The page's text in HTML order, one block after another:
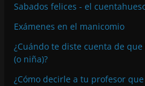
Sabados felices - el
Exámenes en el manicomio
¿Cuándo te diste cuenta de
(o niña)?
¿Cómo decirle a tu profesor